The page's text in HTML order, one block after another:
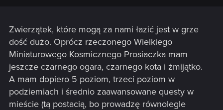
Zwierzątek, które mogą za nami łazić jest w grze
dość dużo. Oprócz rzeczonego Wielkiego
Miniaturowego Kosmicznego Prosiaczka mam
jeszcze czarnego ogara, czarnego kota i żmijątko.
A mam dopiero 5 poziom, trzeci poziom w
podziemiach i średnio zaawansowane questy w
mieście (tą postacią, bo prowadzę równolegle